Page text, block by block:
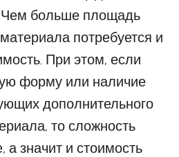
Чем больше площадь
потребуется и
При этом, если
форму или наличие
дополнительного
то сложность
значит и стоимость